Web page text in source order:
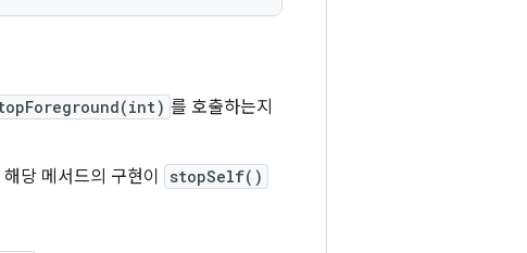
를 호출하는지
당 메서드의 구현이 stopSelf()